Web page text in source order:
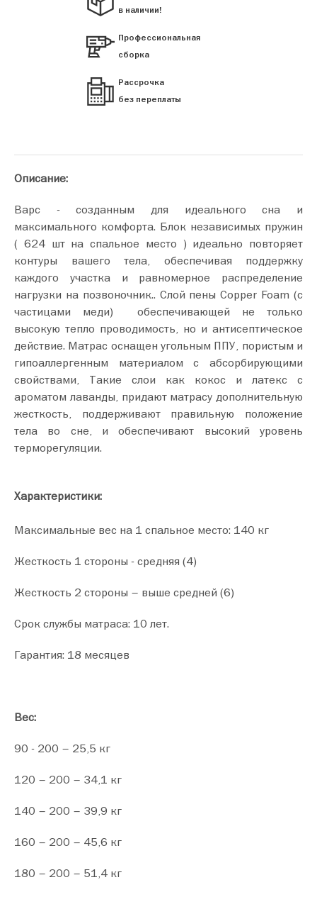
в наличии!
Профессиональная
сборка
Рассрочка
без переплаты
Описание:
Варс - созданным для идеального сна и
максимального комфорта. Блок независимых пружин
( 624 шт на спальное место ) идеально повторяет
контуры вашего тела, обеспечивая поддержку
каждого участка и равномерное распределение
нагрузки на позвоночник.. Слой пены Сopper Foam (с
частицами меди) обеспечивающей не только
высокую тепло проводимость, но и антисептическое
действие. Матрас оснащен угольным ППУ, пористым и
гипоаллергенным материалом с абсорбирующими
свойствами, Такие слои как кокос и латекс с
ароматом лаванды, придают матрасу дополнительную
жесткость, поддерживают правильную положение
тела во сне, и обеспечивают высокий уровень
терморегуляции.
Характеристики:
Максимальные вес на 1 спальное место: 140 кг
Жесткость 1 стороны - средняя (4)
Жесткость 2 стороны – выше средней (6)
Срок службы матраса: 10 лет.
Гарантия: 18 месяцев
Вес:
90 - 200 – 25,5 кг
120 – 200 – 34,1 кг
140 – 200 – 39,9 кг
160 – 200 – 45,6 кг
180 – 200 – 51,4 кг